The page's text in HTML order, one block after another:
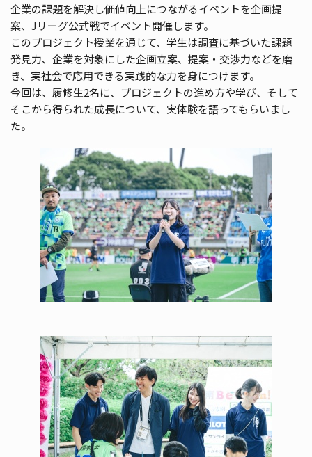
企業の課題を解決し価値向上につながるイベントを企画提
案、Jリーグ公式戦でイベント開催します。
このプロジェクト授業を通じて、学生は調査に基づいた課題
発見力、企業を対象にした企画立案、提案・交渉力などを磨
き、実社会で応用できる実践的な力を身につけます。
今回は、履修生2名に、プロジェクトの進め方や学び、そして
そこから得られた成長について、実体験を語ってもらいまし
た。